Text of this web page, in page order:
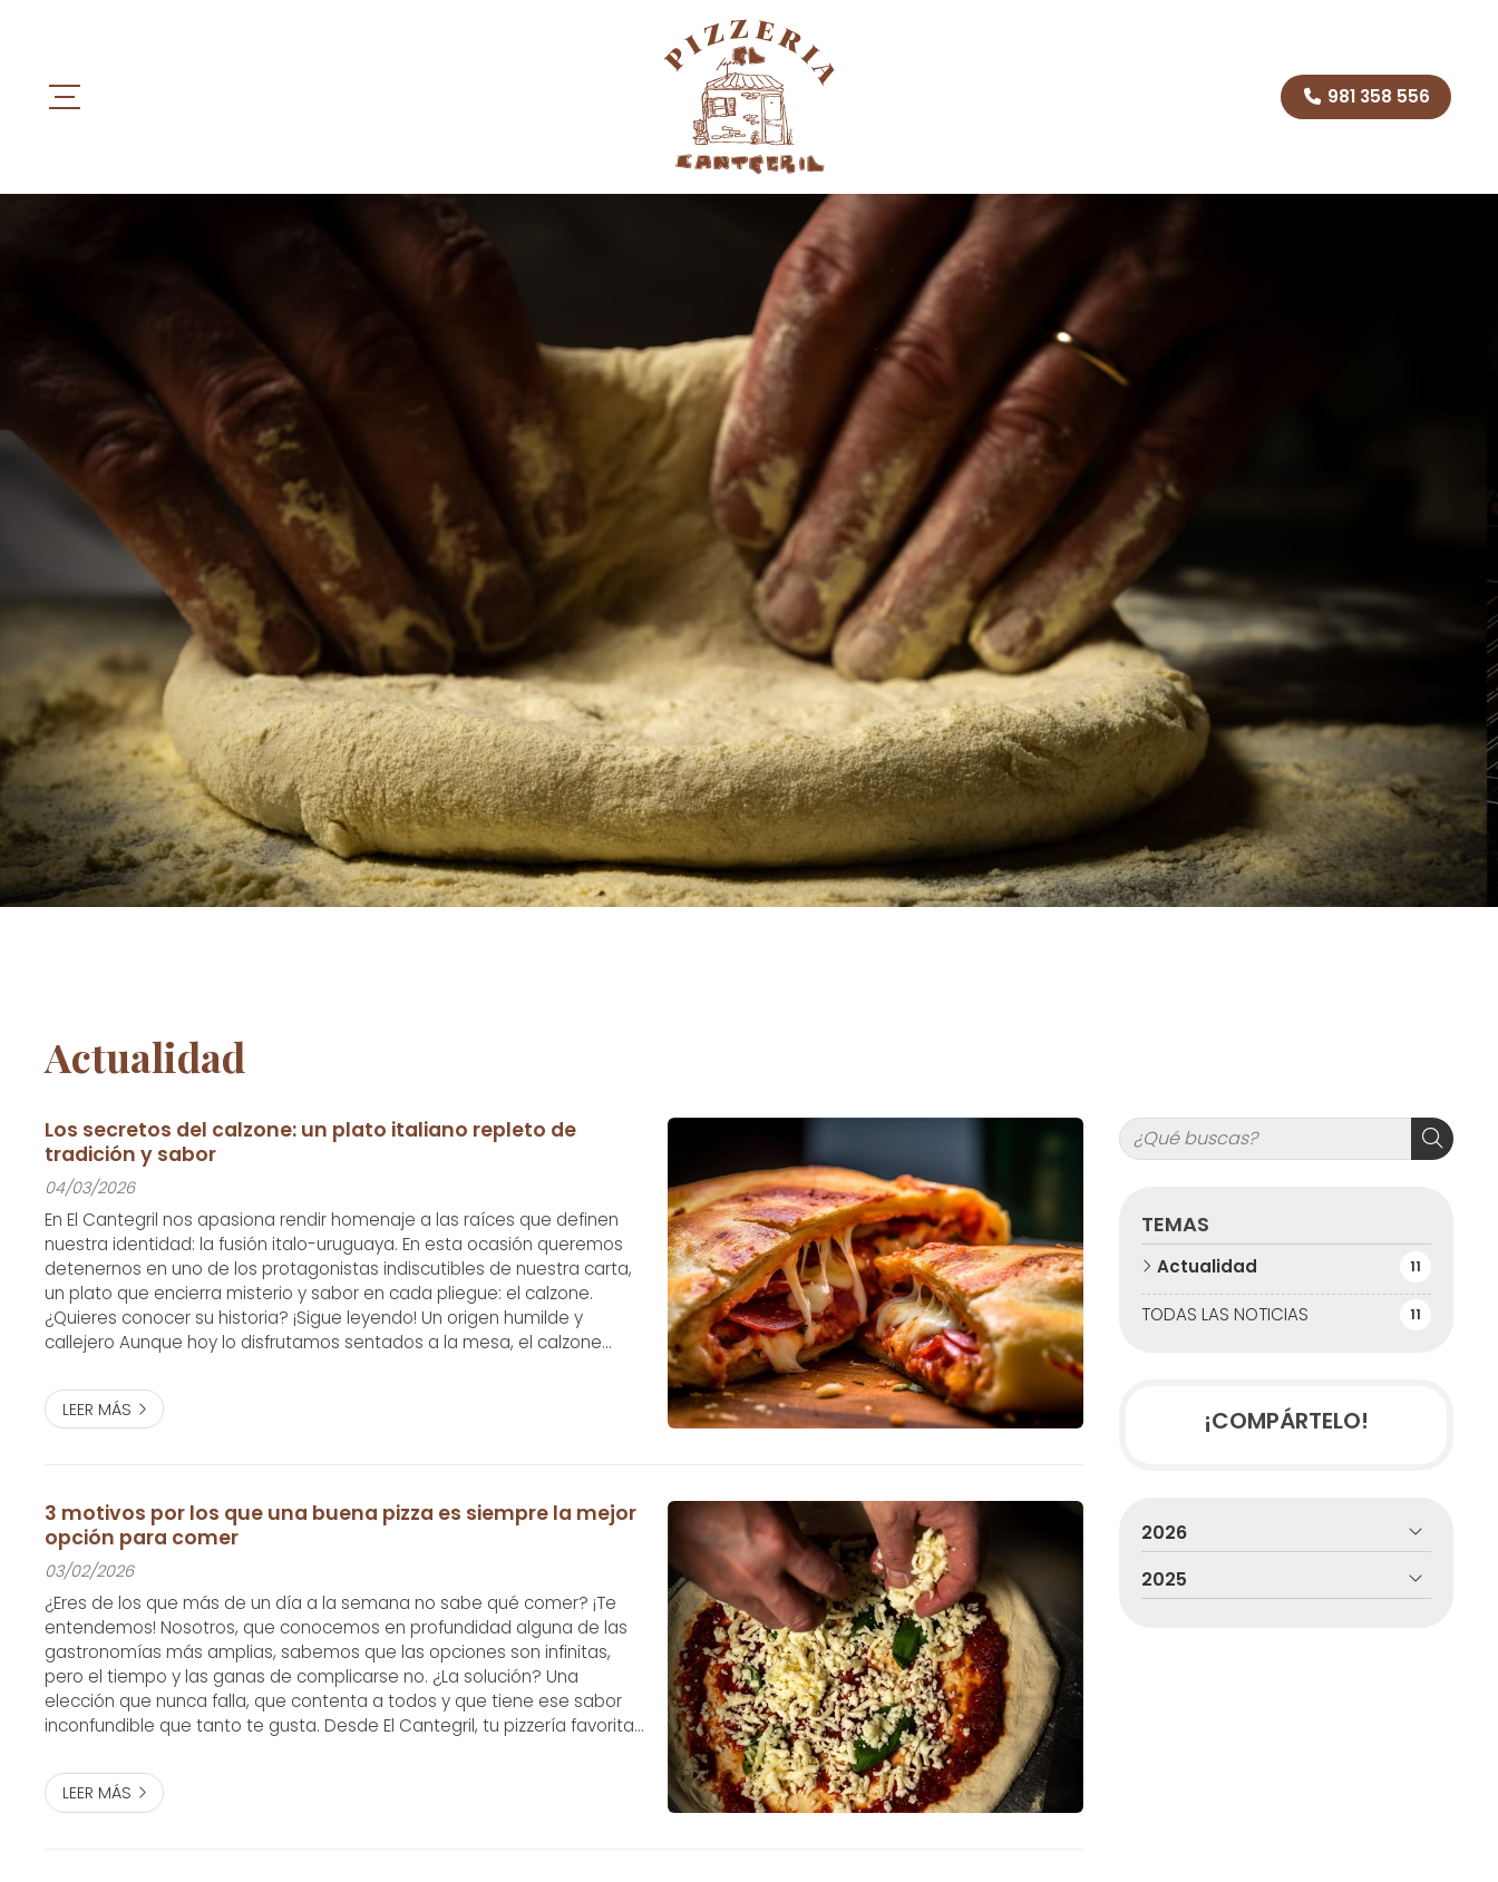
981 358 556
Actualidad
TEMAS
TODAS LAS NOTICIAS 11
Actualidad 11
Los secretos del calzone: un plato italiano repleto de
tradición y sabor
04/03/2026
En El Cantegril nos apasiona rendir homenaje a las raíces que definen
nuestra identidad: la fusión italo-uruguaya. En esta ocasión queremos
detenernos en uno de los protagonistas indiscutibles de nuestra carta,
un plato que encierra misterio y sabor en cada pliegue: el calzone.
¿Quieres conocer su historia? ¡Sigue leyendo! Un origen humilde y
callejero Aunque hoy lo disfrutamos sentados a la mesa, el calzone
literalmente sig...
LEER MÁS
3 motivos por los que una buena pizza es siempre la mejor
opción para comer
03/02/2026
¿Eres de los que más de un día a la semana no sabe qué comer? ¡Te
entendemos! Nosotros, que conocemos en profundidad alguna de las
gastronomías más amplias, sabemos que las opciones son infinitas,
pero el tiempo y las ganas de complicarse no. ¿La solución? Una
elección que nunca falla, que contenta a todos y que tiene ese sabor
inconfundible que tanto te gusta. Desde El Cantegril, tu pizzería favorita
cualquier momento. De hecho,...
LEER MÁS
¡COMPÁRTELO!
2026
2025